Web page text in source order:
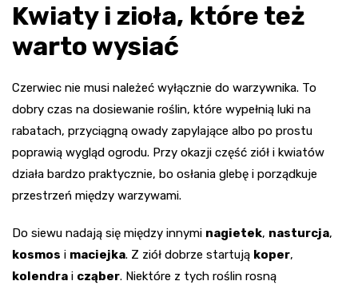
Kwiaty i zioła, które też
warto wysiać
Czerwiec nie musi należeć wyłącznie do warzywnika. To
dobry czas na dosiewanie roślin, które wypełnią luki na
rabatach, przyciągną owady zapylające albo po prostu
poprawią wygląd ogrodu. Przy okazji część ziół i kwiatów
działa bardzo praktycznie, bo osłania glebę i porządkuje
przestrzeń między warzywami.
Do siewu nadają się między innymi nagietek, nasturcja,
kosmos i maciejka. Z ziół dobrze startują koper,
kolendra i cząber. Niektóre z tych roślin rosną